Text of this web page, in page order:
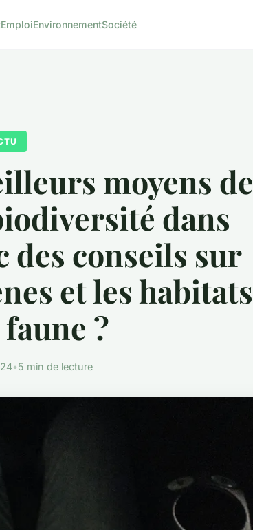
EmploiEnvironnementSociété
moyens de
dans
des conseils sur
et les habitats
?
•5 min de lecture